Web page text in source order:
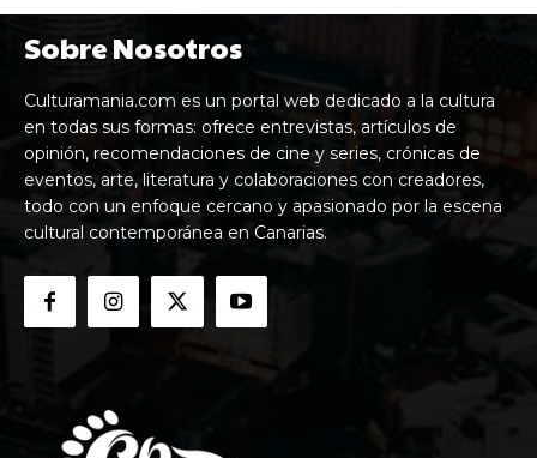
Sobre Nosotros
Culturamania.com es un portal web dedicado a la cultura
en todas sus formas: ofrece entrevistas, artículos de
opinión, recomendaciones de cine y series, crónicas de
eventos, arte, literatura y colaboraciones con creadores,
todo con un enfoque cercano y apasionado por la escena
cultural contemporánea en Canarias.